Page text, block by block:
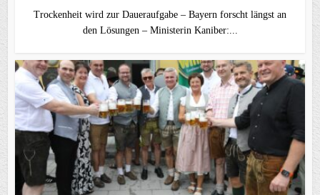
Trockenheit wird zur Daueraufgabe – Bayern forscht längst an
den Lösungen – Ministerin Kaniber:...